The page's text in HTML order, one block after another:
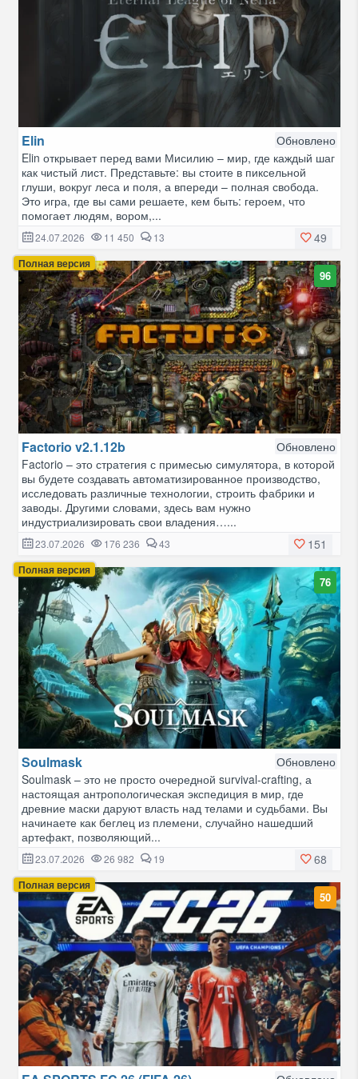
Elin
Обновлено
Elin открывает перед вами Мисилию – мир, где каждый шаг
как чистый лист. Представьте: вы стоите в пиксельной
глуши, вокруг леса и поля, а впереди – полная свобода.
Это игра, где вы сами решаете, кем быть: героем, что
помогает людям, вором,...
49
24.07.2026 11 450 13
Полная версия
96
Factorio v2.1.12b
Обновлено
Factorio – это стратегия с примесью симулятора, в которой
вы будете создавать автоматизированное производство,
исследовать различные технологии, строить фабрики и
заводы. Другими словами, здесь вам нужно
индустриализировать свои владения…...
151
23.07.2026 176 236 43
Полная версия
76
Soulmask
Обновлено
Soulmask – это не просто очередной survival-crafting, а
настоящая антропологическая экспедиция в мир, где
древние маски даруют власть над телами и судьбами. Вы
начинаете как беглец из племени, случайно нашедший
артефакт, позволяющий...
68
23.07.2026 26 982 19
Полная версия
50